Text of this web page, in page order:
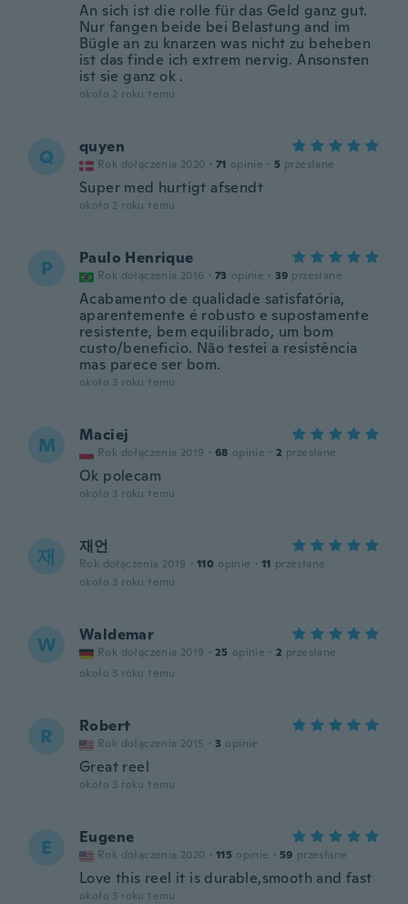
An sich ist die rolle für das Geld ganz gut.
Nur fangen beide bei Belastung and im
Bügle an zu knarzen was nicht zu beheben
ist das finde ich extrem nervig. Ansonsten
ist sie ganz ok .
około 2 roku temu
Q quyen
Rok dołączenia 2020 · 71 opinie · 5 przesłane
Super med hurtigt afsendt
około 2 roku temu
P Paulo Henrique
Rok dołączenia 2016 · 73 opinie · 39 przesłane
Acabamento de qualidade satisfatória,
aparentemente é robusto e supostamente
resistente, bem equilibrado, um bom
custo/beneficio. Não testei a resistência
mas parece ser bom.
około 3 roku temu
M Maciej
Rok dołączenia 2019 · 68 opinie · 2 przesłane
Ok polecam
około 3 roku temu
재 재언
Rok dołączenia 2019 · 110 opinie · 11 przesłane
około 3 roku temu
W Waldemar
Rok dołączenia 2019 · 25 opinie · 2 przesłane
około 3 roku temu
R Robert
Rok dołączenia 2015 · 3 opinie
Great reel
około 3 roku temu
E Eugene
Rok dołączenia 2020 · 115 opinie · 59 przesłane
Love this reel it is durable,smooth and fast
około 3 roku temu